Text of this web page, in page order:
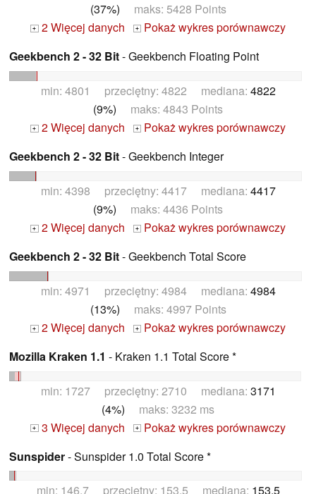
(37%) maks: 5428 Points
+ 2 Więcej danych +
Pokaż wykres porównawczy
Geekbench 2 - 32 Bit- Geekbench Floating Point
min: 4801 przeciętny: 4822 mediana: 4822
(9%) maks: 4843 Points
+ 2 Więcej danych +
Pokaż wykres porównawczy
Geekbench 2 - 32 Bit- Geekbench Integer
min: 4398 przeciętny: 4417 mediana: 4417
(9%) maks: 4436 Points
+ 2 Więcej danych +
Pokaż wykres porównawczy
Geekbench 2 - 32 Bit- Geekbench Total Score
min: 4971 przeciętny: 4984 mediana: 4984
(13%) maks: 4997 Points
+ 2 Więcej danych +
Pokaż wykres porównawczy
Mozilla Kraken 1.1 - Kraken 1.1 Total Score *
min: 1727 przeciętny: 2710 mediana: 3171
(4%) maks: 3232 ms
+ 3 Więcej danych +
Pokaż wykres porównawczy
Sunspider- Sunspider 1.0 Total Score *
min: 146.7 przeciętny: 153.5 mediana: 153.5